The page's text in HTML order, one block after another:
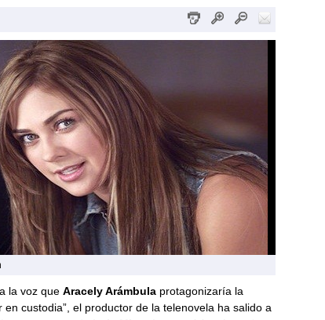
la voz que Aracely Arámbulaprotagonizaría la
en custodia”, el productor de la telenovela ha salido a